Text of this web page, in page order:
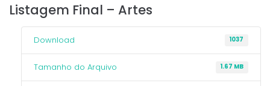
Listagem Final – Artes
Download 1037
Tamanho do Arquivo 1.67 MB